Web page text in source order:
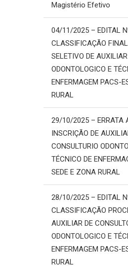
Magistério Efetivo
04/11/2025 – EDITAL
CLASSIFICAÇÃO
SELETIVO DE
ODONTOLOGICO E
ENFERMAGEM PACS-
RURAL
29/10/2025 – ERRATA
INSCRIÇÃO DE
CONSULTURIO
TÉCNICO DE
SEDE E ZONA RURAL
28/10/2025 – EDITAL
CLASSIFICAÇÃO
AUXILIAR DE
ODONTOLOGICO E
ENFERMAGEM PACS-
RURAL